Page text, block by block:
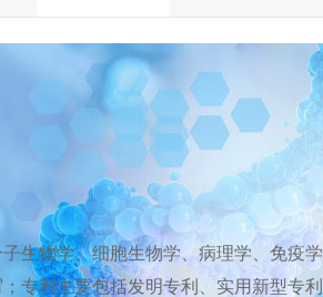
生物学、细胞生物学、病理学、免疫
专利主要包括发明专利、实用新型专